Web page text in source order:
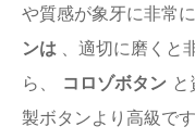
や質感が象牙に非常
ンは
、適切に磨く
ら、 コロゾボタン
製ボタンより高級で